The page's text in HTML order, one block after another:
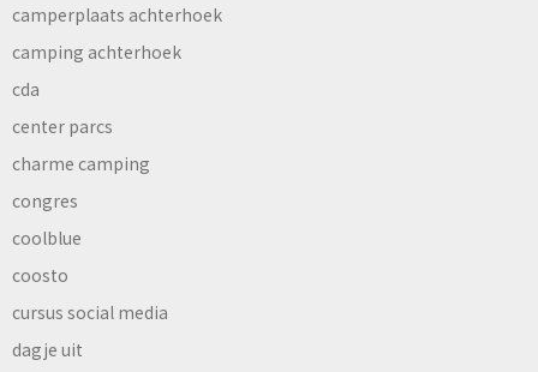
camperplaats achterhoek
camping achterhoek
cda
center parcs
charme camping
congres
coolblue
coosto
cursus social media
dagje uit